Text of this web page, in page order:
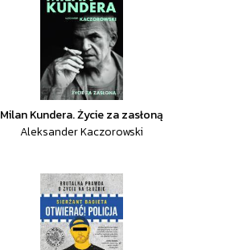
Milan Kundera. Życie za zasłoną
Aleksander Kaczorowski